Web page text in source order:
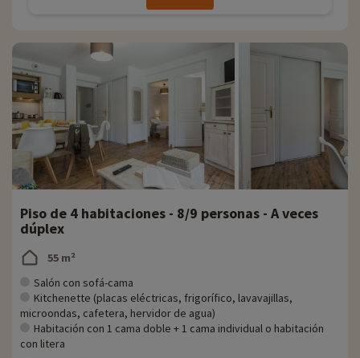
Piso de 4 habitaciones - 8/9 personas - A veces
dúplex
55 m²
Salón con sofá-cama
Kitchenette (placas eléctricas, frigorífico, lavavajillas,
microondas, cafetera, hervidor de agua)
Habitación con 1 cama doble + 1 cama individual o habitación
con litera